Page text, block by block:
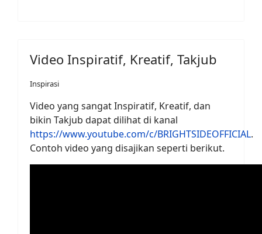
Video Inspiratif, Kreatif, Takjub
Inspirasi
Video yang sangat Inspiratif, Kreatif, dan
bikin Takjub dapat dilihat di kanal
https://www.youtube.com/c/BRIGHTSIDEOFFICIAL.
Contoh video yang disajikan seperti berikut.